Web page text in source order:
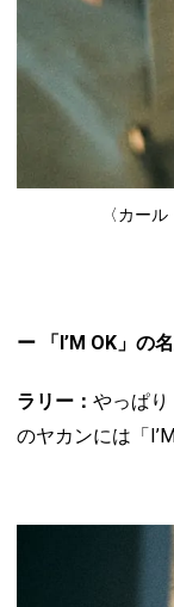
〈カー
ー 「I’M OK」の
ラリー： やっぱり
のヤカンには「